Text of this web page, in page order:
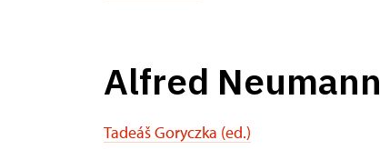
Alfred Neumann
Tadeáš Goryczka (ed.)